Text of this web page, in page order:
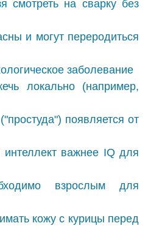
смотреть на сварку без
и могут переродиться
заболевание
локально (например,
появляется от
важнее IQ для
взрослым для
кожу с курицы перед